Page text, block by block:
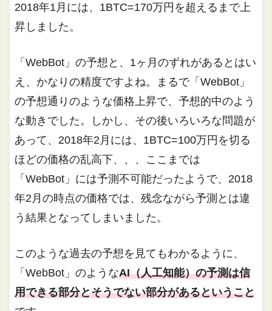
2018年1月には、1BTC=170万円を超えるまで上
昇しました。
「WebBot」の予想と、1ヶ月のずれがあるとはい
え、かなりの精度ですよね。まるで「WebBot」
の予想通りのような価格上昇で、予想的中のよう
な動きでした。しかし、その後いろいろな問題が
あって、2018年2月には、1BTC=100万円を切る
ほどの価格の乱高下、、、ここまでは
「WebBot」には予測不可能だったようで、2018
年2月の時点の価格では、残念ながら予測とは違
う結果となってしまいました。
このような過去の予想を見てもわかるように、
「WebBot」のようなAI（人工知能）の予測は信
用できる部分とそうでない部分があるということ